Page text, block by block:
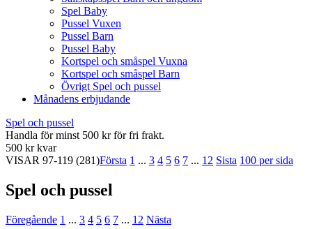
Spel Baby
Pussel Vuxen
Pussel Barn
Pussel Baby
Kortspel och småspel Vuxna
Kortspel och småspel Barn
Övrigt Spel och pussel
Månadens erbjudande
Spel och pussel
Handla för minst 500 kr för fri frakt.
500 kr kvar
VISAR 97-119 (281)Första 1 ... 3 4 5 6 7 ... 12 Sista 100 per sida
Spel och pussel
Föregående 1 ... 3 4 5 6 7 ... 12 Nästa